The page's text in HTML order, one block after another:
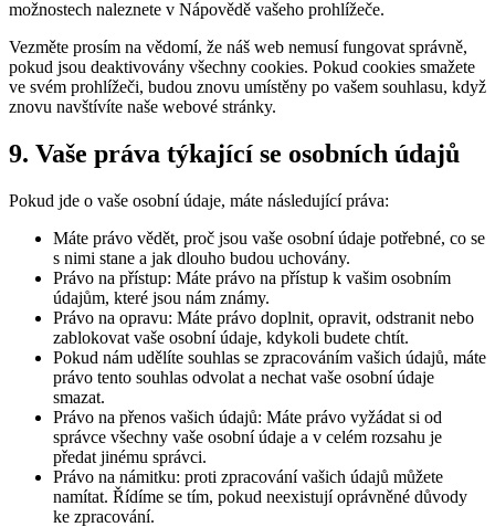
možnostech naleznete v Nápovědě vašeho prohlížeče.
Vezměte prosím na vědomí, že náš web nemusí fungovat správně,
pokud jsou deaktivovány všechny cookies. Pokud cookies smažete
ve svém prohlížeči, budou znovu umístěny po vašem souhlasu, když
znovu navštívíte naše webové stránky.
9. Vaše práva týkající se osobních údajů
Pokud jde o vaše osobní údaje, máte následující práva:
Máte právo vědět, proč jsou vaše osobní údaje potřebné, co se
s nimi stane a jak dlouho budou uchovány.
Právo na přístup: Máte právo na přístup k vašim osobním
údajům, které jsou nám známy.
Právo na opravu: Máte právo doplnit, opravit, odstranit nebo
zablokovat vaše osobní údaje, kdykoli budete chtít.
Pokud nám udělíte souhlas se zpracováním vašich údajů, máte
právo tento souhlas odvolat a nechat vaše osobní údaje
smazat.
Právo na přenos vašich údajů: Máte právo vyžádat si od
správce všechny vaše osobní údaje a v celém rozsahu je
předat jinému správci.
Právo na námitku: proti zpracování vašich údajů můžete
namítat. Řídíme se tím, pokud neexistují oprávněné důvody
ke zpracování.